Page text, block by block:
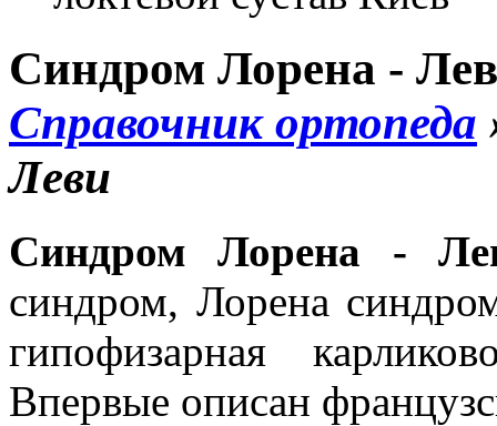
Синдром Лорена -
Справочник ортопеда
Леви
Синдром Лорена -
синдром, Лорена
гипофизарная
Впервые описан